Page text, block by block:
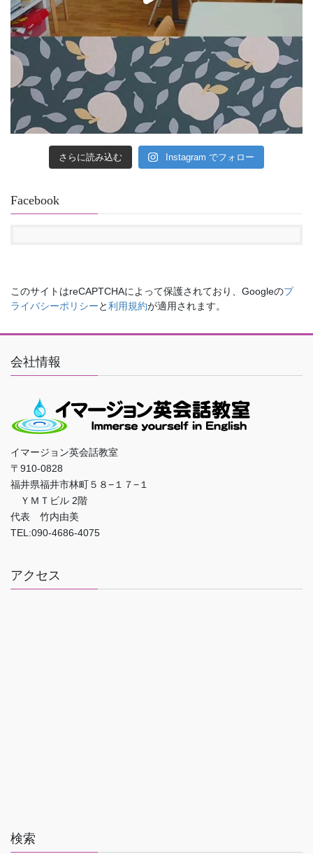
さらに読み込む Instagram でフォロー
Facebook
このサイトはreCAPTCHAによって保護されており、Googleのプ
ライバシーポリシーと利用規約が適用されます。
会社情報
イマージョン英会話教室
〒910-0828
福井県福井市林町５８−１７−１
ＹＭＴビル 2階
代表 竹内由美
TEL:090-4686-4075
アクセス
検索